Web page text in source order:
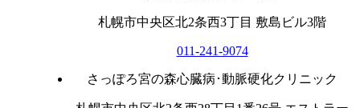
札幌市中央区北2条西3丁目 敷島ビル3階
011-241-9074
さっぽろ宮の森心臓病･動脈硬化クリニック